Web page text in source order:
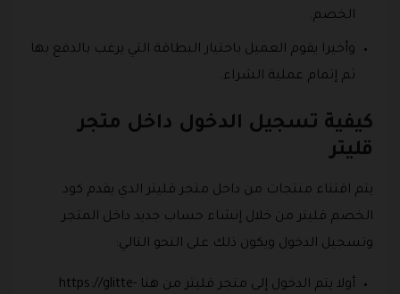
الخصم.
وأخيرا يقوم العميل باختيار البطاقة التي يرغب بالدفع بها
ثم إتمام عملية الشراء.
كيفية تسجيل الدخول داخل متجر
قليتر
يتم اقتناء منتجات من داخل متجر قليتر الذي يقدم كود
الخصم قليتر من خلال إنشاء حساب جديد داخل المتجر
وتسجيل الدخول ويكون ذلك على النحو التالي:
أولا يتم الدخول إلى متجر قليتر من هنا https://glitte-